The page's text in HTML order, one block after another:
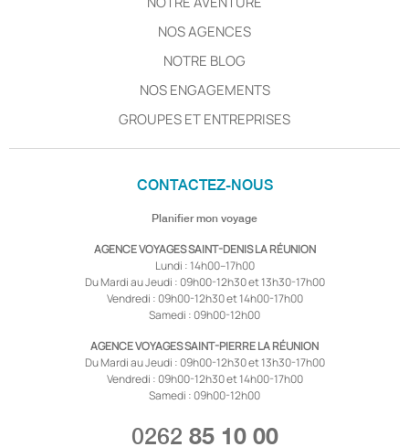
NOS AGENCES
NOTRE BLOG
NOS ENGAGEMENTS
GROUPES ET ENTREPRISES
CONTACTEZ-NOUS
Planifier mon voyage
AGENCE VOYAGES SAINT-DENIS LA RÉUNION
Lundi : 14h00–17h00
Du Mardi au Jeudi : 09h00-12h30 et 13h30-17h00
Vendredi : 09h00-12h30 et 14h00-17h00
Samedi : 09h00-12h00
AGENCE VOYAGES SAINT-PIERRE LA RÉUNION
Du Mardi au Jeudi : 09h00-12h30 et 13h30-17h00
Vendredi : 09h00-12h30 et 14h00-17h00
Samedi : 09h00-12h00
0262 85 10 00